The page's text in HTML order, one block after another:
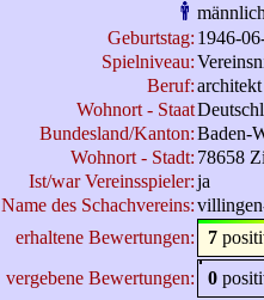
Geburtstag: 1946-
Spielniveau:
Beruf:architekt
Wohnort - Staat
Bundesland/Kanton:Baden-
Wohnort - Stadt: 78658
Ist/war Vereinsspieler:ja
Name des Schachvereins:
erhaltene Bewertungen:
7
vergebene Bewertungen:
0